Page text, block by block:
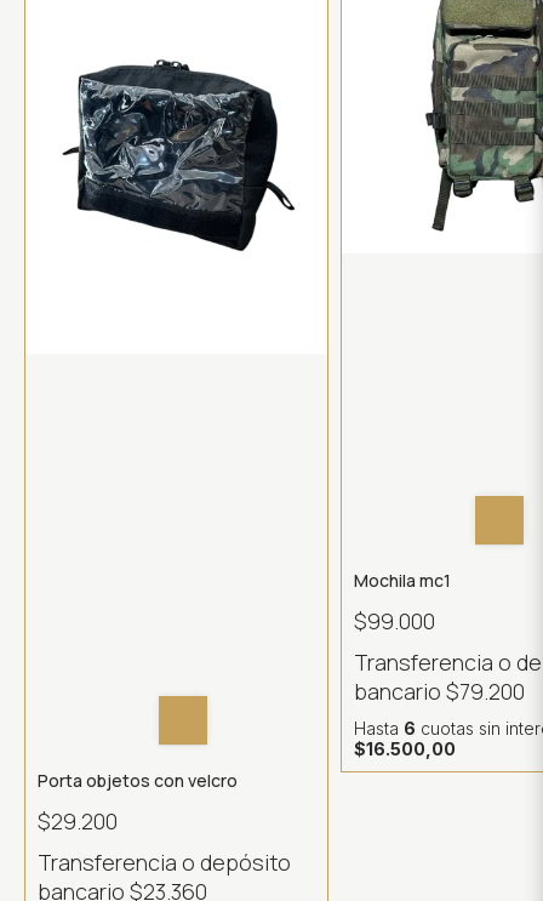
Porta objetos con velcro
$29.200
Transferencia o depósito
bancario $23.360
Mochila mc1
$99.000
Transferencia o
bancario$79.200
Hasta 6 cuotas sin
$16.500,00